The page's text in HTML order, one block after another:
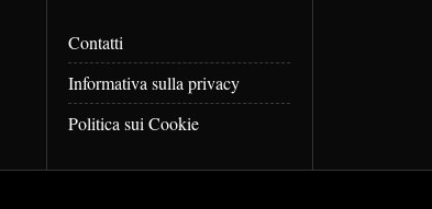
Contatti
Informativa sulla privacy
Politica sui Cookie